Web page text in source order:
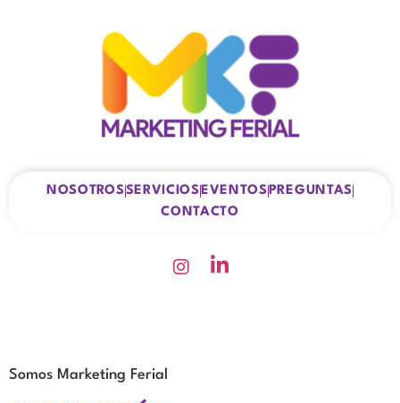
NOSOTROSSERVICIOSEVENTOSPREGUNTAS
CONTACTO
Somos Marketing Ferial